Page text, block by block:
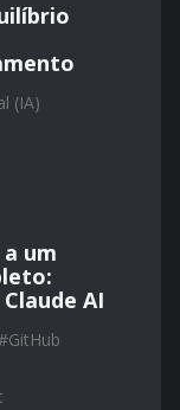
(IA)
um
AI
GitHub